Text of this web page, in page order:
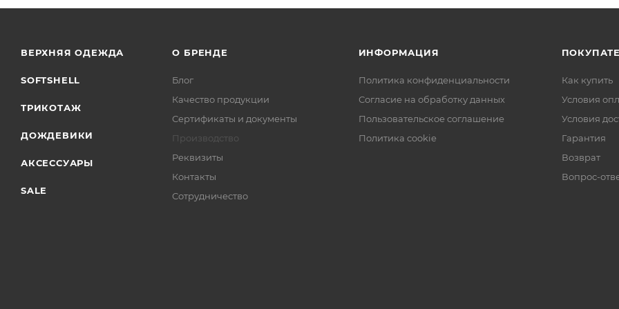
ВЕРХНЯЯ ОДЕЖДА
SOFTSHELL
ТРИКОТАЖ
ДОЖДЕВИКИ
АКСЕССУАРЫ
SALE
О БРЕНДЕ
Блог
Качество продукции
Сертификаты и документы
Производство
Реквизиты
Контакты
Сотрудничество
ИНФОРМАЦИЯ
Политика конфиденциальности
Согласие на обработку данных
Пользовательское соглашение
Политика cookie
Как купить
Условия
Условия
Гарантия
Возврат
Вопрос-